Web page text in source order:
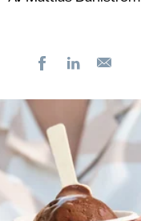
FacebookLinkedIn